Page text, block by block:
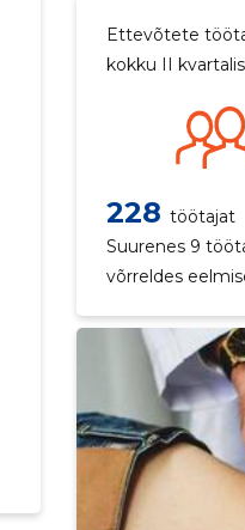
Ettevõtete
kokku II
228 töötajat
Suurenes 9
võrreldes